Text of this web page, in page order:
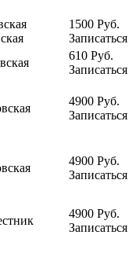
1500 Руб.
Записаться
610 Руб.
Записаться
4900 Руб.
Записаться
4900 Руб.
Записаться
4900 Руб.
Записаться